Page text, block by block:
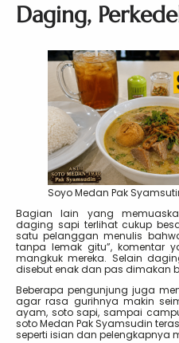
Daging,
Soyo Medan Pak
Bagian lain yang
daging sapi terlihat cukup
satu pelanggan menulis
tanpa lemak gitu”, komentar
mangkuk mereka. Selain
disebut enak dan pas dimakan
Beberapa pengunjung juga
agar rasa gurihnya makin
ayam, soto sapi, sampai
soto Medan Pak Syamsudin
seperti isian dan pelengkapnya